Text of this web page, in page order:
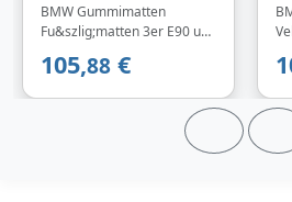
E91 anthrazit
BMW Gummimatten
Fu&szlig;matten 3er E90 und
Fu&szlig;matten (4-teilig),
105,88 €